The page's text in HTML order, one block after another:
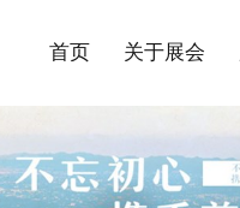
首页 关于展会